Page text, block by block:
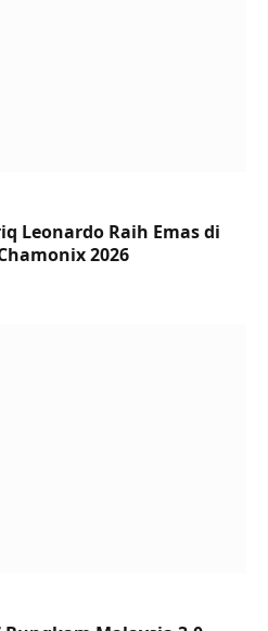
Leonardo Raih Emas di
2026